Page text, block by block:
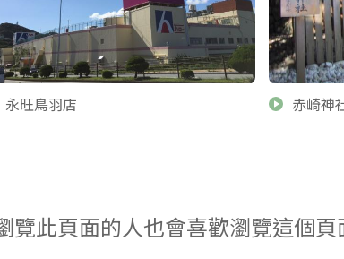
永旺鳥羽店 赤崎神
覽此頁面的人也會喜歡瀏覽這個頁